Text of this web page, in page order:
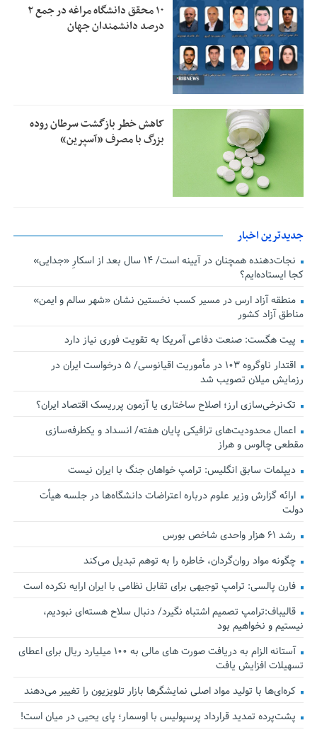
۱۰ محقق دانشگاه مراغه در جمع ۲
درصد دانشمندان جهان
کاهش خطر بازگشت سرطان روده
بزرگ با مصرف «آسپرین»
جدیدترین اخبار
نجات‌دهنده‌ همچنان در آیینه است/ ۱۴ سال بعد از اسکارِ «جدایی»
کجا ایستاده‌ایم؟
منطقه آزاد ارس در مسیر کسب نخستین نشان «شهر سالم و ایمن»
مناطق آزاد کشور
پیت هگست: صنعت دفاعی آمریکا به تقویت فوری نیاز دارد
اقتدار ناوگروه ۱۰۳ در مأموریت‌ اقیانوسی/ ۵ درخواست ایران در
رزمایش میلان تصویب شد
تک‌نرخی‌سازی ارز؛ اصلاح ساختاری یا آزمون پرریسک اقتصاد ایران؟
اعمال محدودیت‌های ترافیکی پایان هفته/ انسداد و یکطرفه‌سازی
مقطعی چالوس و هراز
دیپلمات سابق انگلیس:‌ ترامپ خواهان جنگ با ایران نیست
ارائه گزارش وزیر علوم درباره اعتراضات دانشگاه‌ها در جلسه هیأت
دولت
رشد ۶۱ هزار واحدی شاخص بورس
چگونه مواد روان‌گردان، خاطره را به توهم تبدیل می‌کند
فارن پالسی: ترامپ توجیهی برای تقابل نظامی با ایران ارایه نکرده است
قالیباف:ترامپ تصمیم اشتباه نگیرد/ دنبال سلاح هسته‌ای نبودیم،
نیستیم و نخواهیم بود
آستانه الزام به دریافت صورت های مالی به ۱۰۰ میلیارد ریال برای اعطای
تسهیلات افزایش یافت
کره‌ای‌ها با تولید مواد اصلی نمایشگرها بازار تلویزیون را تغییر می‌دهند
پشت‌پرده تمدید قرارداد پرسپولیس با اوسمار؛ پای یحیی در میان است!